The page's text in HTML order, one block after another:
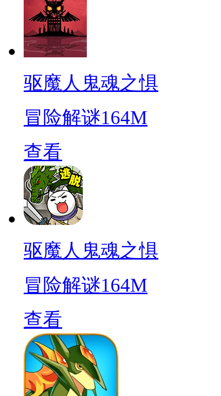
驱魔人鬼魂之惧
冒险解谜164M
查看
驱魔人鬼魂之惧
冒险解谜164M
查看